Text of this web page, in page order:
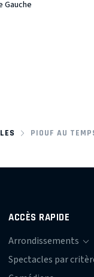
Gauche
PIOUF AU
ACCÈS RAPIDE